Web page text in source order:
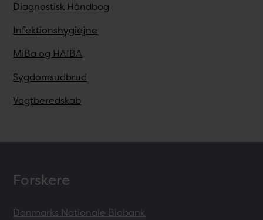
Diagnostisk Håndbog
Infektionshygiejne
MiBa og HAIBA
Sygdomsudbrud
Vagtberedskab
Forskere
Danmarks Nationale Biobank